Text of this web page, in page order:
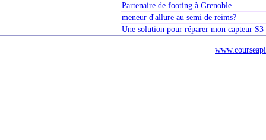
Partenaire de footing à Grenoble
meneur d'allure au semi de reims?
Une solution pour réparer mon capteur S3